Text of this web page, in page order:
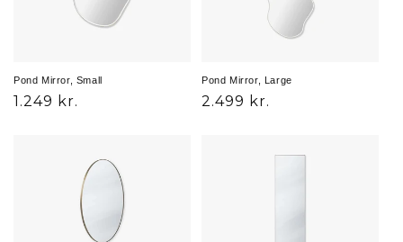
Pond Mirror, Small
Normalpris
1.249 kr.
Pond Mirror, Large
Normalpris
2.499 kr.